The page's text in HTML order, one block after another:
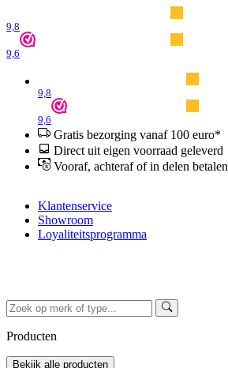
9,8
9,6
9,8
9,6
Gratis bezorging vanaf 100 euro*
Direct uit eigen voorraad geleverd
Vooraf, achteraf of in delen betalen
Klantenservice
Showroom
Loyaliteitsprogramma
Producten